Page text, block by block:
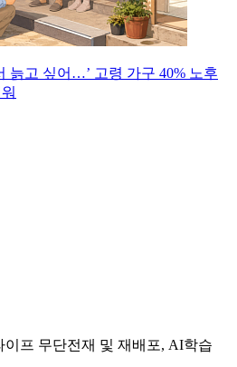
늙고 싶어…’ 고령 가구 40% 노후
프 무단전재 및 재배포, AI학습